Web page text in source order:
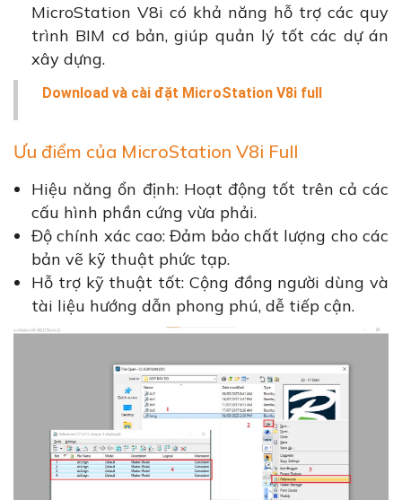
MicroStation V8i có khả năng hỗ trợ các quy
trình BIM cơ bản, giúp quản lý tốt các dự án
xây dựng.
Download và cài đặt MicroStation V8i full
Ưu điểm của MicroStation V8i Full
Hiệu năng ổn định: Hoạt động tốt trên cả các
cấu hình phần cứng vừa phải.
Độ chính xác cao: Đảm bảo chất lượng cho các
bản vẽ kỹ thuật phức tạp.
Hỗ trợ kỹ thuật tốt: Cộng đồng người dùng và
tài liệu hướng dẫn phong phú, dễ tiếp cận.